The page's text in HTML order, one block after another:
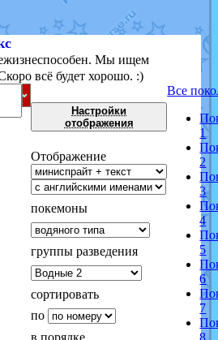
Мы ищем
всё будет хорошо. :)
Настройки
отображения
Отображение
покемоны
группы разведения
сортировать
по
в порядке
Все
1
2
3
4
5
6
7